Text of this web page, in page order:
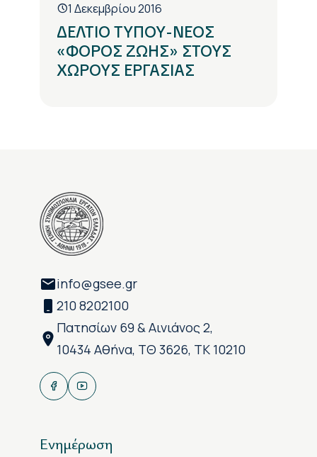
1 Δεκεμβρίου 2016
ΔΕΛΤΙΟ ΤΥΠΟΥ-ΝΕΟΣ
«ΦΟΡΟΣ ΖΩΗΣ» ΣΤΟΥΣ
ΧΩΡΟΥΣ ΕΡΓΑΣΙΑΣ
info@gsee.gr
210 8202100
Πατησίων 69 & Αινιάνος 2,
10434 Αθήνα, ΤΘ 3626, ΤΚ 10210
Ενημέρωση